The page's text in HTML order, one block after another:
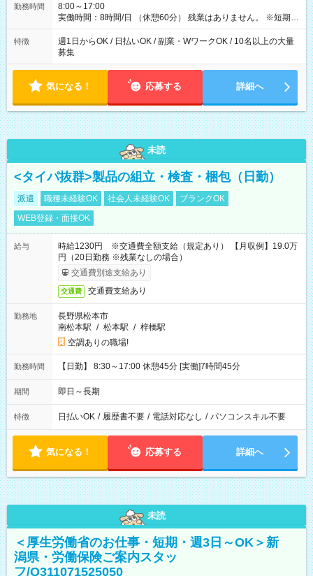
勤務時間
8:00～17:00
実働時間：8時間/日 （休憩60分） 残業はありません。 ※短期の
募集は行っておりません。予めご了承くださいませ。
特徴
週1日からOK / 日払いOK / 副業・WワークOK / 10名以上の大量
募集
気になる！ 応募する 詳細へ
未読
<タイパ抜群>製品の組立・検査・梱包（日勤）
派遣 職種未経験OK 社会人未経験OK
ブランクOK
WEB登録・面接OK
給与
時給1230円 ※交通費全額支給（規定あり） 【月収例】19.0万
円（20日勤務 ※残業なしの場合）
交通費別途支給あり
交通費 交通費支給あり
勤務地
長野県松本市
南松本駅 / 松本駅 / 梓橋駅
空調ありの職場!
勤務時間 【日勤】 8:30～17:00 休憩45分 [実働]7時間45分
期間 即日～長期
特徴 日払いOK / 履歴書不要 / 電話対応なし / パソコンスキル不要
気になる！ 応募する 詳細へ
未読
＜厚生労働省のお仕事・短期・週3日～OK＞新
潟県・労働保険ご案内スタッ
フ/Q311071525050